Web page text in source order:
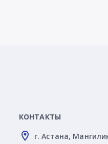
КОНТАКТЫ
г. Астана,